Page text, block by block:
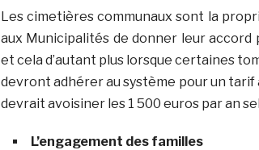
Les cimetières communaux sont la
aux Municipalités de donner leur
et cela d’autant plus lorsque certaines
devront adhérer au système pour un tarif
devrait avoisiner les 1 500 euros par an
L’engagement des familles